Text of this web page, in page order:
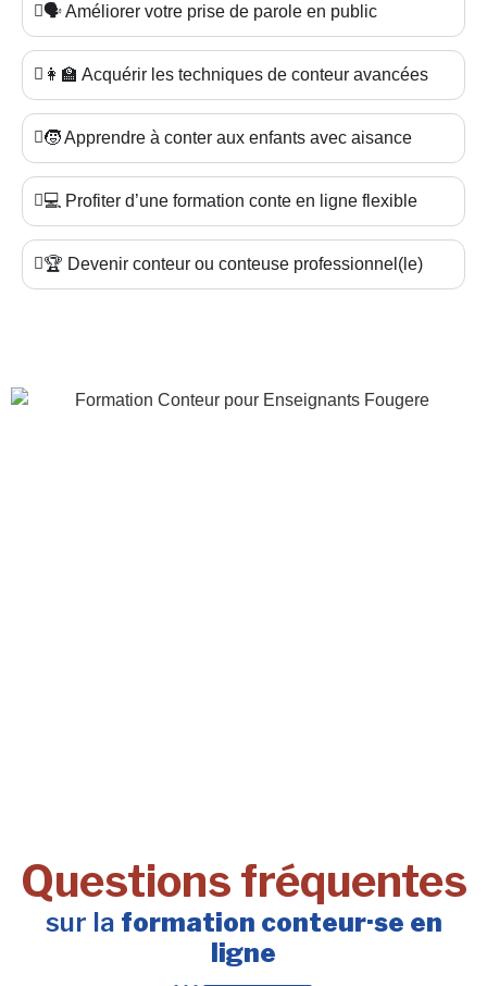
🗣️ Améliorer votre prise de parole en public
👩‍🏫 Acquérir les techniques de conteur avancées
🧒 Apprendre à conter aux enfants avec aisance
💻 Profiter d’une formation conte en ligne flexible
🏆 Devenir conteur ou conteuse professionnel(le)
Questions fréquentes
sur la formation conteur·se en
ligne